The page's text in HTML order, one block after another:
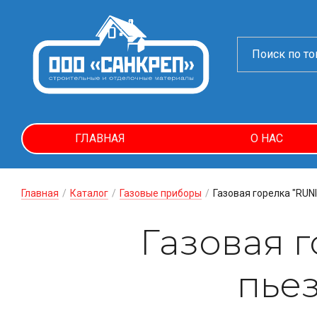
ГЛАВНАЯ О НАС
Главная / Каталог / Газовые приборы / Газовая горелка
Газовая